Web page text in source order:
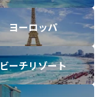
ヨーロッパ
ビーチリゾート